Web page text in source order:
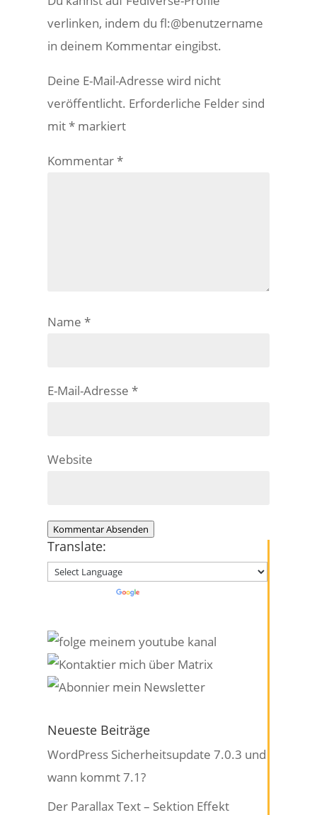
verlinken, indem du fl:@benutzername
in deinem Kommentar eingibst.
Deine E-Mail-Adresse wird nicht
veröffentlicht. Erforderliche Felder sind
mit* markiert
Kommentar*
Name*
E-Mail-Adresse*
Website
Kommentar Absenden
Translate:
Powered by
Neueste Beiträge
WordPress Sicherheitsupdate 7.0.3 und
wann kommt 7.1?
Der Parallax Text – Sektion Effekt